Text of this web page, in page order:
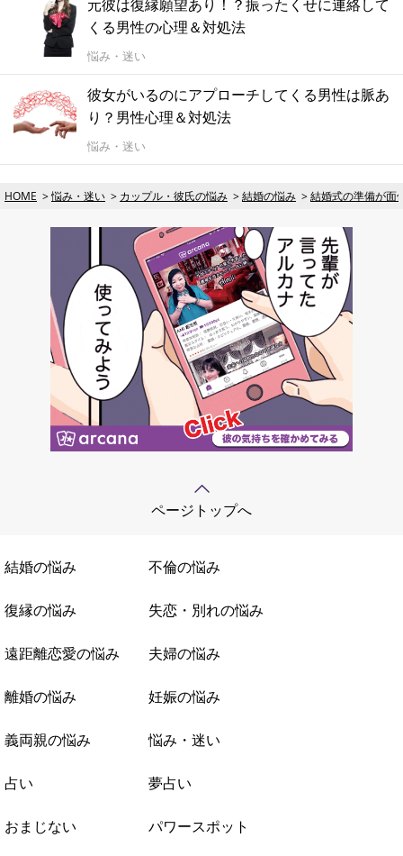
元彼は復縁願望あり！？振ったくせに連絡して
くる男性の心理＆対処法
悩み・迷い
彼女がいるのにアプローチしてくる男性は脈あ
り？男性心理＆対処法
悩み・迷い
HOME 悩み・迷い カップル・彼氏の悩み 結婚の悩み 結婚式の準備が面
ページトップへ
結婚の悩み 不倫の悩み
復縁の悩み 失恋・別れの悩み
遠距離恋愛の悩み 夫婦の悩み
離婚の悩み 妊娠の悩み
義両親の悩み 悩み・迷い
占い 夢占い
おまじない パワースポット